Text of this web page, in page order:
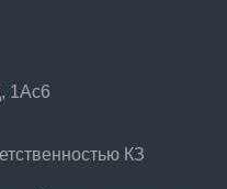
1Ас6
КЗ